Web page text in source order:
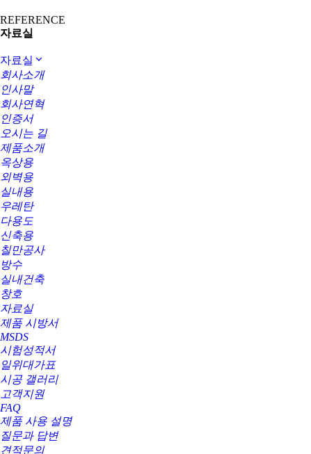
REFERENCE
자료실
자료실
회사소개
인사말
회사연혁
인증서
오시는 길
제품소개
옥상용
외벽용
실내용
우레탄
다용도
신축용
칠만공사
방수
실내건축
창호
자료실
제품 시방서
MSDS
시험성적서
일위대가표
시공 갤러리
고객지원
FAQ
제품 사용 설명
질문과 답변
견적문의